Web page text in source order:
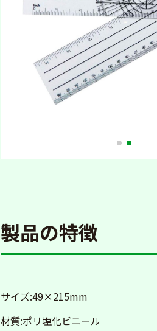
製品の特徴
サイズ:49×215mm
材質:ポリ塩化ビニール